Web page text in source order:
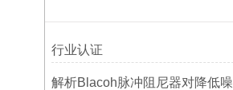
行业认证